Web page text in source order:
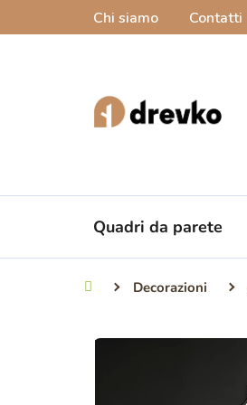
Chi siamo Contatti
Quadri da parete
Casa Decorazioni